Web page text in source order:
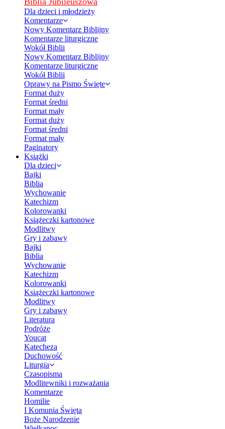
Dla dzieci i młodzieży
Komentarze
Nowy Komentarz Biblijny
Komentarze liturgiczne
Wokół Biblii
Nowy Komentarz Biblijny
Komentarze liturgiczne
Wokół Biblii
Oprawy na Pismo Święte
Format duży
Format średni
Format mały
Format duży
Format średni
Format mały
Paginatory
Książki
Dla dzieci
Bajki
Biblia
Wychowanie
Katechizm
Kolorowanki
Książeczki kartonowe
Modlitwy
Gry i zabawy
Bajki
Biblia
Wychowanie
Katechizm
Kolorowanki
Książeczki kartonowe
Modlitwy
Gry i zabawy
Literatura
Podróże
Youcat
Katecheza
Duchowość
Liturgia
Czasopisma
Modlitewniki i rozważania
Komentarze
Homilie
I Komunia Święta
Boże Narodzenie